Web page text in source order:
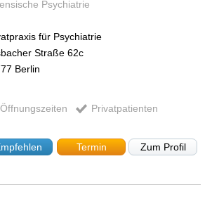
Psychiatrie
für Psychiatrie
Straße 62c
Berlin
Öffnungszeiten Privatpatienten
Termin Zum Profil